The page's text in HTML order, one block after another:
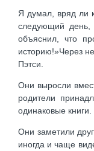
Я думал, вряд ли
следующий день,
объяснил, что
историю!»Через
Пэтси.
Они выросли
родители
одинаковые
Они заметили
иногда и чаще